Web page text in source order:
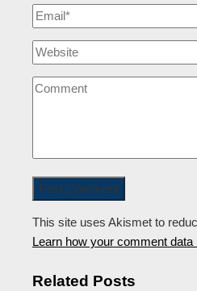
This site uses Akismet to
Learn how your comment
Related Posts